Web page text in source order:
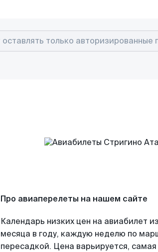
Про авиаперелеты на нашем сайте
Календарь низких цен на авиабилет
месяца в году, каждую неделю по
пересадкой. Цена варьируется,